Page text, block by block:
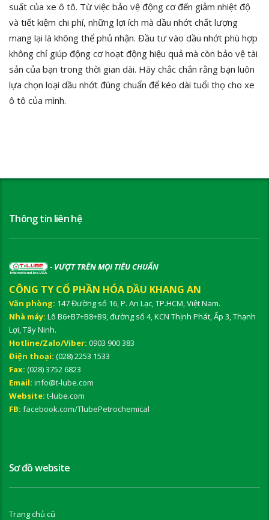
suất của xe ô tô. Từ việc bảo vệ động cơ đến giảm nhiệt độ
và tiết kiệm chi phí, những lợi ích mà dầu nhớt chất lượng
mang lại là không thể phủ nhận. Đầu tư vào dầu nhớt phù hợp
không chỉ giúp động cơ hoạt động hiệu quả mà còn bảo vệ tài
sản của bạn trong thời gian dài. Hãy chắc chắn rằng bạn luôn
lựa chọn loại dầu nhớt đúng chuẩn để kéo dài tuổi thọ cho xe
ô tô của mình.
Thông tin liên hệ
- VƯỢT TRÊN MỌI TIÊU CHUẨN
CÔNG TY CỔ PHẦN HÓA DẦU KHANG AN
Văn phòng: 147 Đường số 16, P. An Lạc, TP.HCM, Việt Nam.
Nhà máy: Lô B6+B7+B8+B9, đường số 4, KCN Thịnh Phát, Ấp 3, Thạnh
Lợi, Tây Ninh.
Hotline/Zalo/Viber: 0903 900 383
Điện thoại: (028) 2253 1533
Fax: (028) 3752 6823
Email: info@t-lube.com
Website: t-lube.com
FB: facebook.com/TlubePetrochemical
Sơ đồ website
Trang chủ cũ